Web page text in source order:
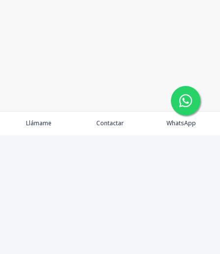
Llámame Contactar WhatsApp